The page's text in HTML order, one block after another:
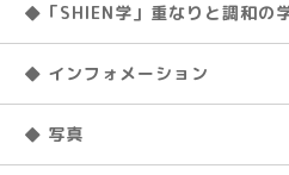
◆「SHIEN学」重なりと調和の
◆ インフォメーション
◆ 写真